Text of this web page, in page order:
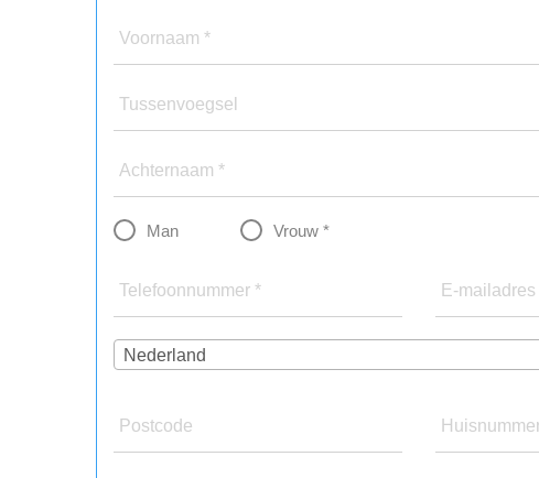
Voornaam *
Tussenvoegsel
Achternaam *
Man Vrouw *
Telefoonnummer * E-
Nederland
Postcode